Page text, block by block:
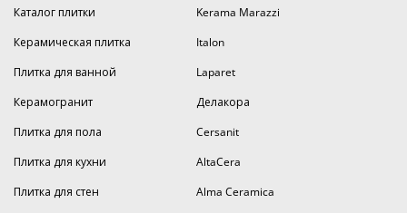
Каталог плитки
Керамическая плитка
Плитка для ванной
Керамогранит
Плитка для пола
Плитка для кухни
Плитка для стен
Kerama Marazzi
Italon
Laparet
Делакора
Cersanit
AltaCera
Alma Ceramica